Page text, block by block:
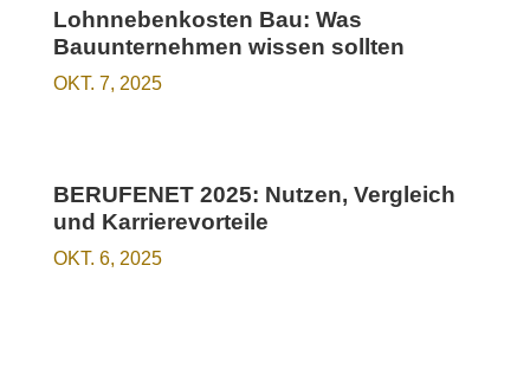
Lohnnebenkosten Bau: Was
Bauunternehmen wissen sollten
OKT. 7, 2025
BERUFENET 2025: Nutzen, Vergleich
und Karrierevorteile
OKT. 6, 2025